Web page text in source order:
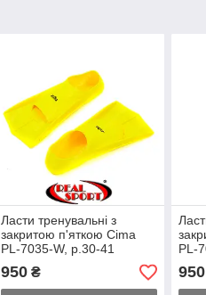
Ласти тренувальні з
закритою п'яткою Cima
PL-7035-W, р.30-41
950₴
PL-
950